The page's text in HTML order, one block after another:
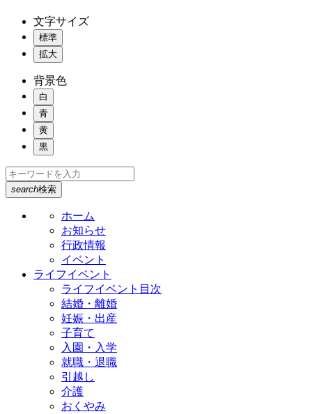
文字サイズ
標準
拡大
背景色
白
青
黄
黒
search検索
ホーム
お知らせ
行政情報
イベント
ライフイベント
ライフイベント目次
結婚・離婚
妊娠・出産
子育て
入園・入学
就職・退職
引越し
介護
おくやみ